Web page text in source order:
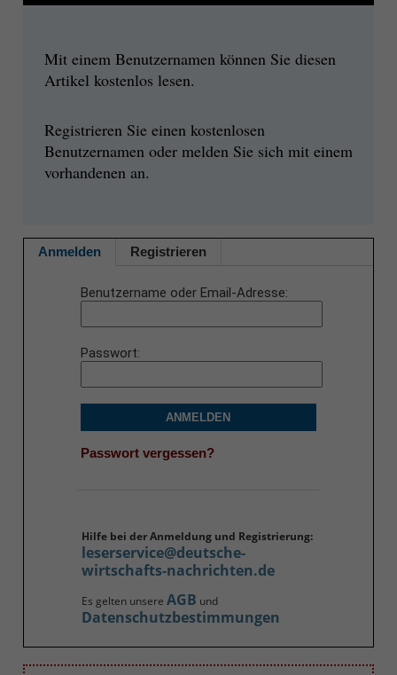
Mit einem Benutzernamen können Sie diesen
Artikel kostenlos lesen.
Registrieren Sie einen kostenlosen
Benutzernamen oder melden Sie sich mit einem
vorhandenen an.
Anmelden Registrieren
Benutzername oder Email-Adresse
Passwort
ANMELDEN
Passwort vergessen?
Hilfe bei der Anmeldung und Registrierung:
leserservice@deutsche-
wirtschafts-nachrichten.de
Es gelten unsere AGB und
Datenschutzbestimmungen